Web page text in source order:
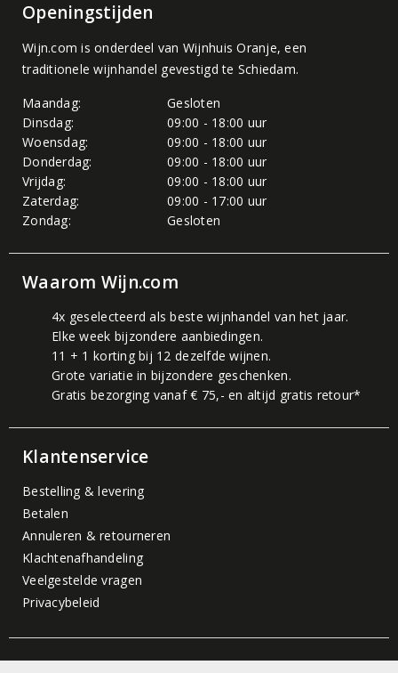
Openingstijden
Wijn.com is onderdeel van Wijnhuis Oranje, een
traditionele wijnhandel gevestigd te Schiedam.
Maandag:
Gesloten
Dinsdag:
09:00 - 18:00 uur
Woensdag:
09:00 - 18:00 uur
Donderdag:
09:00 - 18:00 uur
Vrijdag:
09:00 - 18:00 uur
Zaterdag:
09:00 - 17:00 uur
Zondag:
Gesloten
Waarom Wijn.com
4x geselecteerd als beste wijnhandel van het jaar.
Elke week bijzondere aanbiedingen.
11 + 1 korting bij 12 dezelfde wijnen.
Grote variatie in bijzondere geschenken.
Gratis bezorging vanaf € 75,- en altijd gratis retour*
Klantenservice
Bestelling & levering
Betalen
Annuleren & retourneren
Klachtenafhandeling
Veelgestelde vragen
Privacybeleid